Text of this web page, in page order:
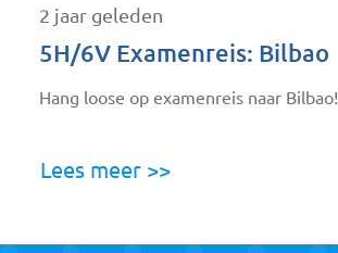
2 jaar geleden
5H/6V Examenreis: Bilbao
Hang loose op examenreis naar Bilbao!
Lees meer >>